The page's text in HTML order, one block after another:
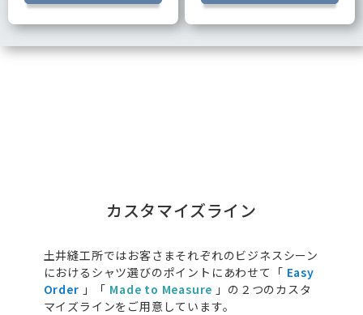
カスタマイズライン
土井縫工所ではお客さまそれぞれのビジネスシーン
におけるシャツ選びのポイントにあわせて「 Easy
Order 」「 Made to Measure 」の２つのカスタ
マイズラインをご用意しています。